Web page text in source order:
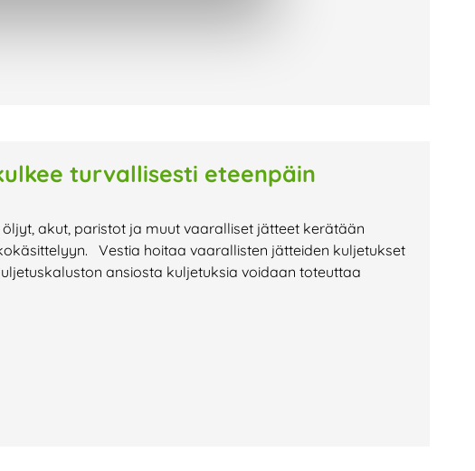
turvallisesti eteenpäin
akut, paristot ja muut vaaralliset jätteet kerätään
Vestia hoitaa vaarallisten jätteiden kuljetukset
ansiosta kuljetuksia voidaan toteuttaa